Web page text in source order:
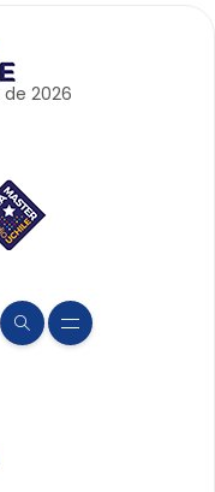
de 2026